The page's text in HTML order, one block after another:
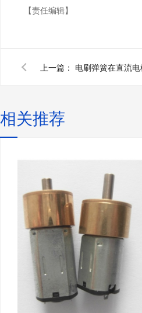
【责任编辑】
上一篇：
相关推荐